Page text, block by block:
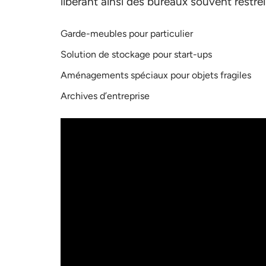
Garde-meubles pour particulier
Solution de stockage pour start-ups
Aménagements spéciaux pour objets fragiles
Archives d’entreprise